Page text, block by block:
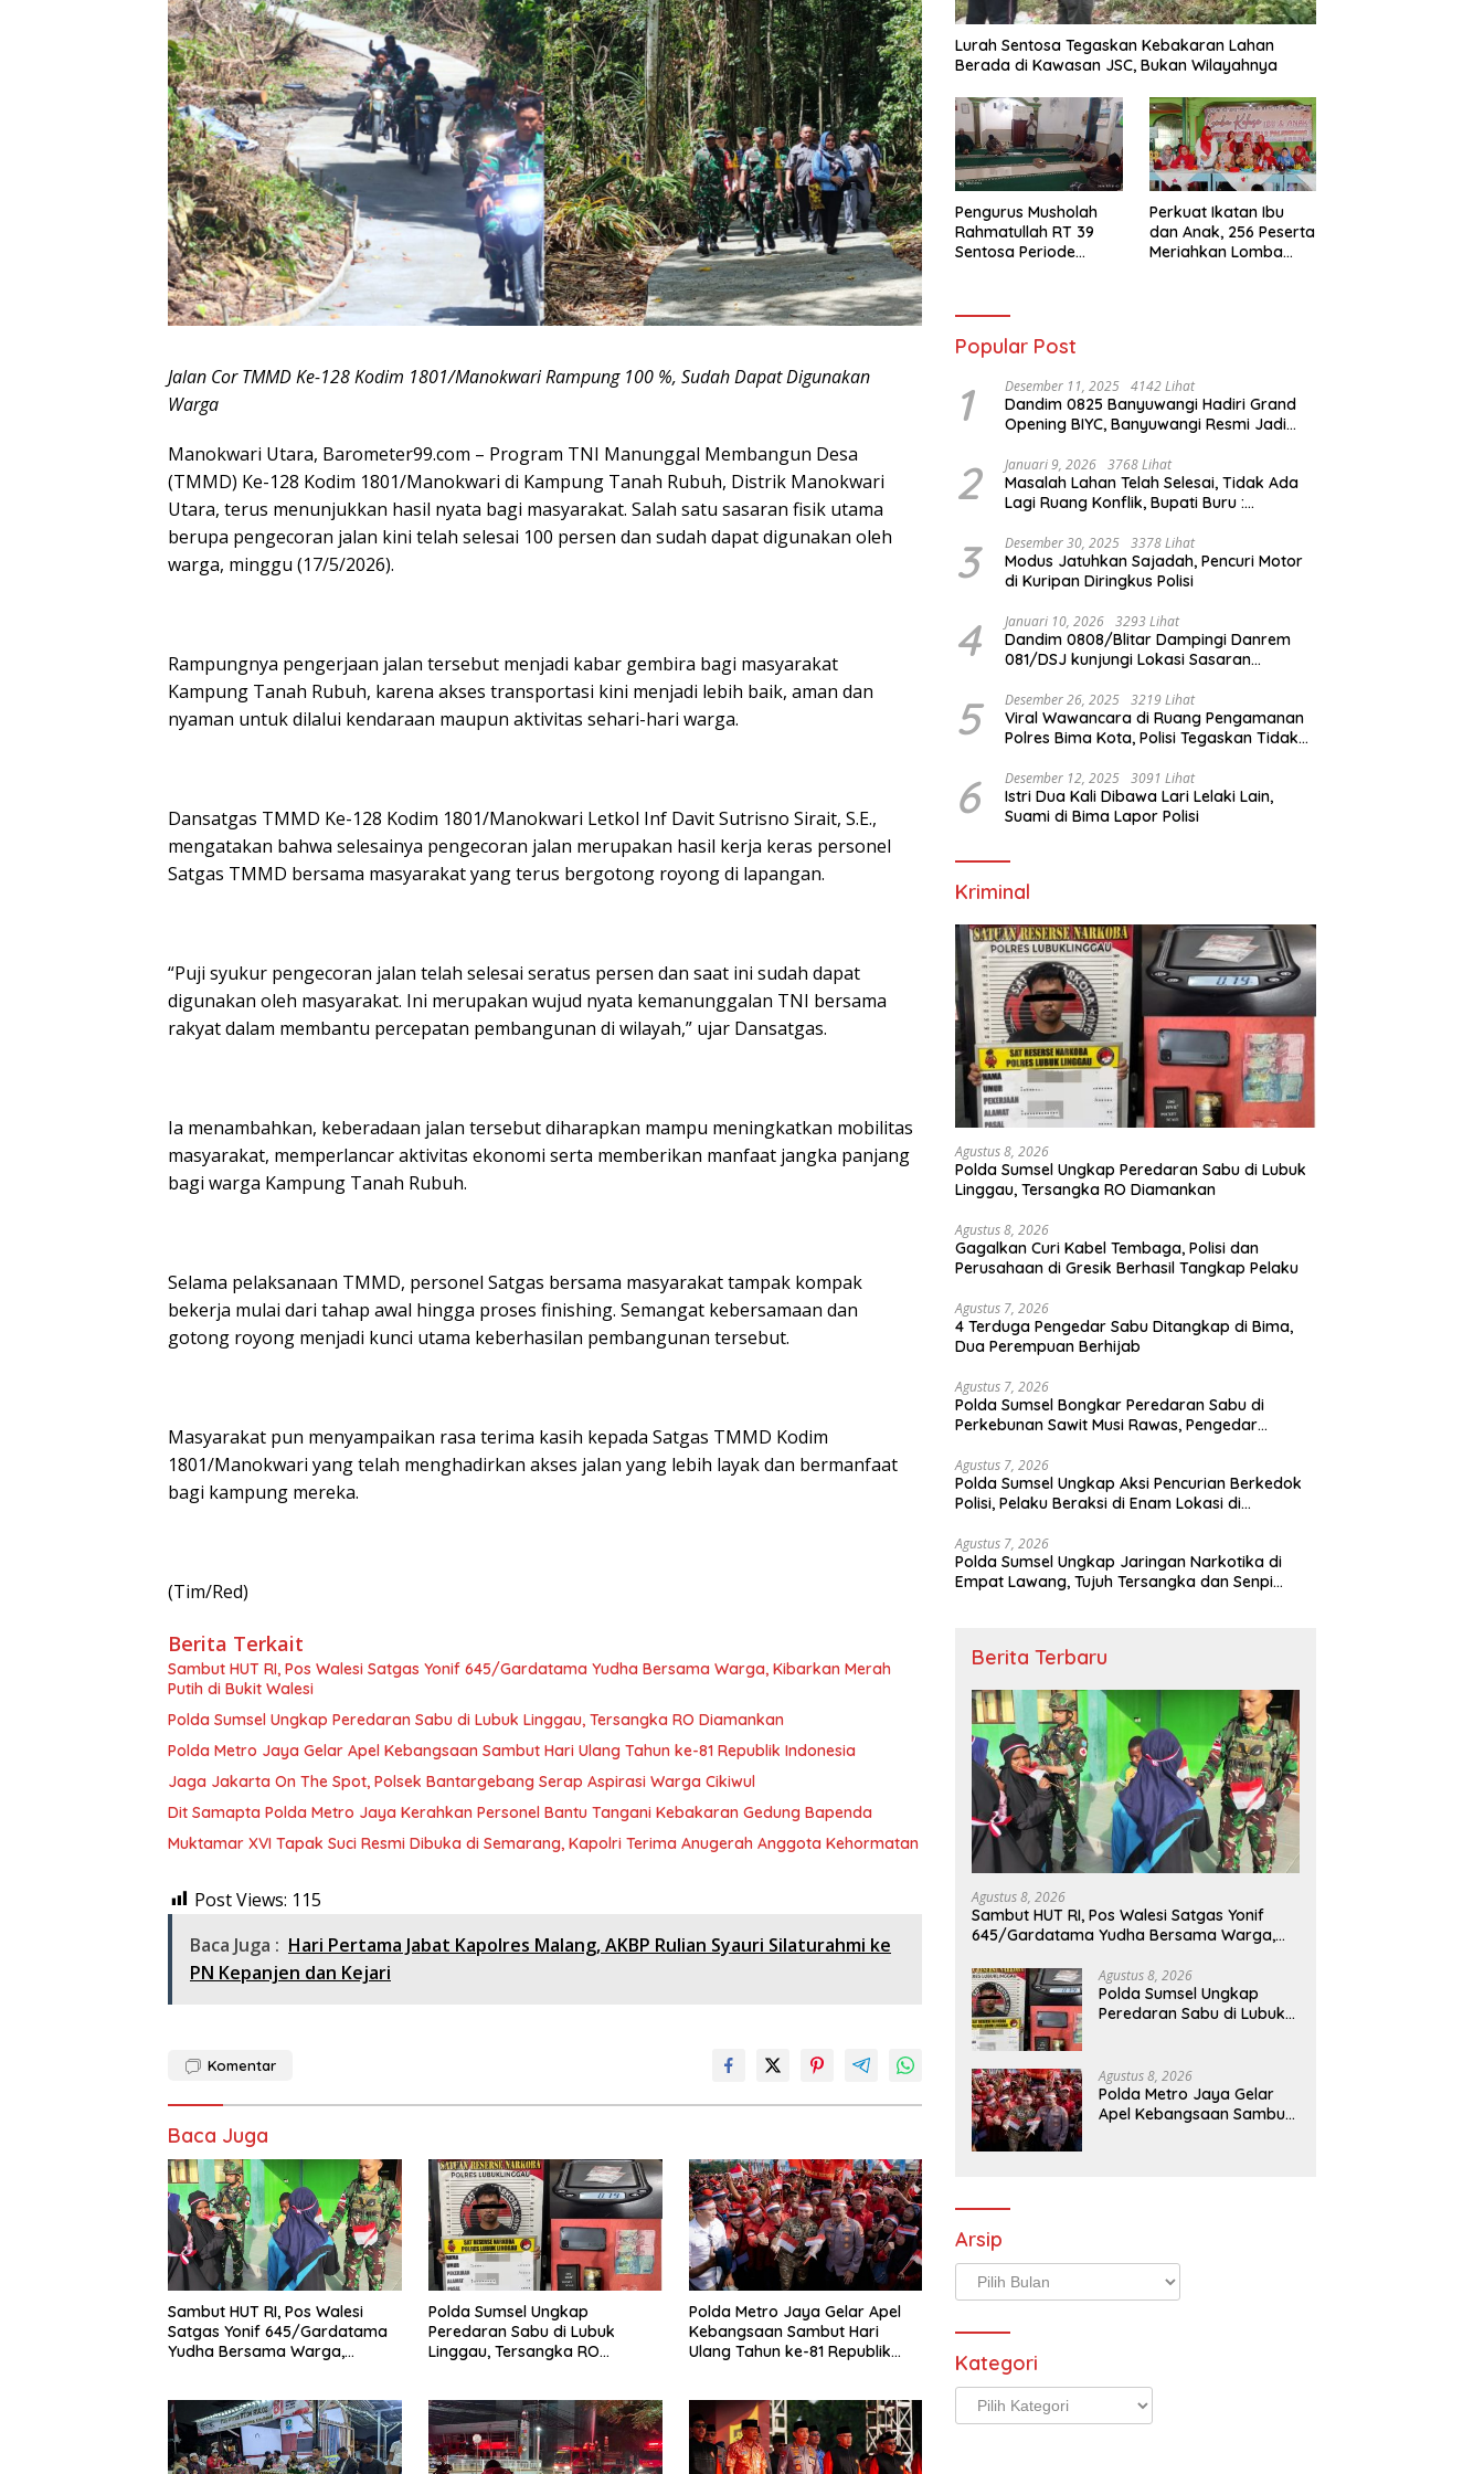
Jalan Cor TMMD Ke-128 Kodim 1801/Manokwari Rampung 100 %, Sudah Dapat Digunakan
Warga
‎Manokwari Utara, Barometer99.com – Program TNI Manunggal Membangun Desa
(TMMD) Ke-128 Kodim 1801/Manokwari di Kampung Tanah Rubuh, Distrik Manokwari
Utara, terus menunjukkan hasil nyata bagi masyarakat. Salah satu sasaran fisik utama
berupa pengecoran jalan kini telah selesai 100 persen dan sudah dapat digunakan oleh
warga, minggu (17/5/2026).
‎Rampungnya pengerjaan jalan tersebut menjadi kabar gembira bagi masyarakat
Kampung Tanah Rubuh, karena akses transportasi kini menjadi lebih baik, aman dan
nyaman untuk dilalui kendaraan maupun aktivitas sehari-hari warga.
‎Dansatgas TMMD Ke-128 Kodim 1801/Manokwari Letkol Inf Davit Sutrisno Sirait, S.E.,
mengatakan bahwa selesainya pengecoran jalan merupakan hasil kerja keras personel
Satgas TMMD bersama masyarakat yang terus bergotong royong di lapangan.
‎“Puji syukur pengecoran jalan telah selesai seratus persen dan saat ini sudah dapat
digunakan oleh masyarakat. Ini merupakan wujud nyata kemanunggalan TNI bersama
rakyat dalam membantu percepatan pembangunan di wilayah,” ujar Dansatgas.
‎Ia menambahkan, keberadaan jalan tersebut diharapkan mampu meningkatkan mobilitas
masyarakat, memperlancar aktivitas ekonomi serta memberikan manfaat jangka panjang
bagi warga Kampung Tanah Rubuh.
‎Selama pelaksanaan TMMD, personel Satgas bersama masyarakat tampak kompak
bekerja mulai dari tahap awal hingga proses finishing. Semangat kebersamaan dan
gotong royong menjadi kunci utama keberhasilan pembangunan tersebut.
‎Masyarakat pun menyampaikan rasa terima kasih kepada Satgas TMMD Kodim
1801/Manokwari yang telah menghadirkan akses jalan yang lebih layak dan bermanfaat
bagi kampung mereka.
(Tim/Red)
Berita Terkait
Sambut HUT RI, Pos Walesi Satgas Yonif 645/Gardatama Yudha Bersama Warga, Kibarkan Merah
Putih di Bukit Walesi
Polda Sumsel Ungkap Peredaran Sabu di Lubuk Linggau, Tersangka RO Diamankan
Polda Metro Jaya Gelar Apel Kebangsaan Sambut Hari Ulang Tahun ke-81 Republik Indonesia
Jaga Jakarta On The Spot, Polsek Bantargebang Serap Aspirasi Warga Cikiwul
Dit Samapta Polda Metro Jaya Kerahkan Personel Bantu Tangani Kebakaran Gedung Bapenda
Muktamar XVI Tapak Suci Resmi Dibuka di Semarang, Kapolri Terima Anugerah Anggota Kehormatan
Post Views: 115
Baca Juga : Hari Pertama Jabat Kapolres Malang, AKBP Rulian Syauri Silaturahmi ke
PN Kepanjen dan Kejari
Komentar
Baca Juga
Sambut HUT RI, Pos Walesi
Satgas Yonif 645/Gardatama
Yudha Bersama Warga,
Polda Sumsel Ungkap
Peredaran Sabu di Lubuk
Linggau, Tersangka RO
Polda Metro Jaya Gelar Apel
Kebangsaan Sambut Hari
Ulang Tahun ke-81 Republik
Lurah Sentosa Tegaskan Kebakaran Lahan
Berada di Kawasan JSC, Bukan Wilayahnya
Pengurus Musholah
Rahmatullah RT 39
Sentosa Periode
Perkuat Ikatan Ibu
dan Anak, 256 Peserta
Meriahkan Lomba
Popular Post
1 Desember 11, 2025 4142 Lihat
Dandim 0825 Banyuwangi Hadiri Grand
Opening BIYC, Banyuwangi Resmi Jadi
2 Januari 9, 2026 3768 Lihat
Masalah Lahan Telah Selesai, Tidak Ada
Lagi Ruang Konflik, Bupati Buru :
Januari 2026
3 Desember 30, 2025 3378 Lihat
Modus Jatuhkan Sajadah, Pencuri Motor
di Kuripan Diringkus Polisi
4 Januari 10, 2026 3293 Lihat
Dandim 0808/Blitar Dampingi Danrem
081/DSJ kunjungi Lokasi Sasaran
Blitar
5 Desember 26, 2025 3219 Lihat
Viral Wawancara di Ruang Pengamanan
Polres Bima Kota, Polisi Tegaskan Tidak
6 Desember 12, 2025 3091 Lihat
Istri Dua Kali Dibawa Lari Lelaki Lain,
Suami di Bima Lapor Polisi
Kriminal
Agustus 8, 2026
Polda Sumsel Ungkap Peredaran Sabu di Lubuk
Linggau, Tersangka RO Diamankan
Agustus 8, 2026
Gagalkan Curi Kabel Tembaga, Polisi dan
Perusahaan di Gresik Berhasil Tangkap Pelaku
Agustus 7, 2026
4 Terduga Pengedar Sabu Ditangkap di Bima,
Dua Perempuan Berhijab
Agustus 7, 2026
Polda Sumsel Bongkar Peredaran Sabu di
Perkebunan Sawit Musi Rawas, Pengedar
Timbangan Digital
Agustus 7, 2026
Polda Sumsel Ungkap Aksi Pencurian Berkedok
Polisi, Pelaku Beraksi di Enam Lokasi di
Agustus 7, 2026
Polda Sumsel Ungkap Jaringan Narkotika di
Empat Lawang, Tujuh Tersangka dan Senpi
Berita Terbaru
Agustus 8, 2026
Sambut HUT RI, Pos Walesi Satgas Yonif
645/Gardatama Yudha Bersama Warga,
Agustus 8, 2026
Polda Sumsel Ungkap
Peredaran Sabu di Lubuk
Agustus 8, 2026
Polda Metro Jaya Gelar
Apel Kebangsaan Sambut
Arsip
Arsip
Kategori
Kategori